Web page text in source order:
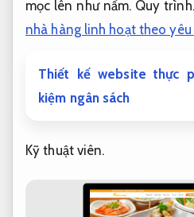
mọc lên như nấm. Quy trình.
nhà hàng linh hoạt theo yêu
Thiết kế website thực
kiệm ngân sách
Kỹ thuật viên.